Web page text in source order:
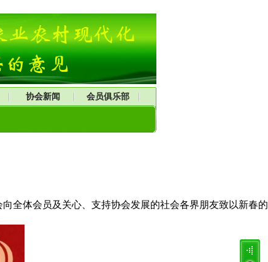
协会新闻 会员俱乐部
全体会员及关心、支持协会发展的社会各界朋友致以新春的